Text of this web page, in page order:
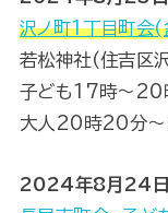
沢ノ町1丁目町会(
若松神社(住吉区
子ども17時〜20
大人20時20分
2024年8月24